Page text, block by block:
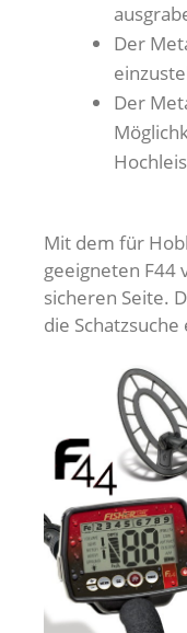
Der
Der
Mit dem für
geeigneten F44
sicheren Seite.
die